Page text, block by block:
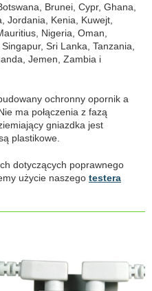
Brunei, Cypr, Ghana,
Jordania, Kenia, Kuwejt,
Nigeria, Oman,
Sri Lanka, Tanzania,
Jemen, Zambia i
ochronny opornik a
ma połączenia z fazą
gniazdka jest
plastikowe.
dotyczących poprawnego
użycie naszego testera